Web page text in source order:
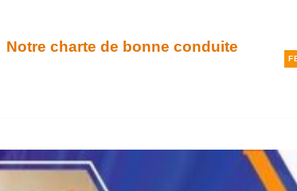
Notre charte de bonne conduite